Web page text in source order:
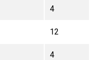
4
12
4